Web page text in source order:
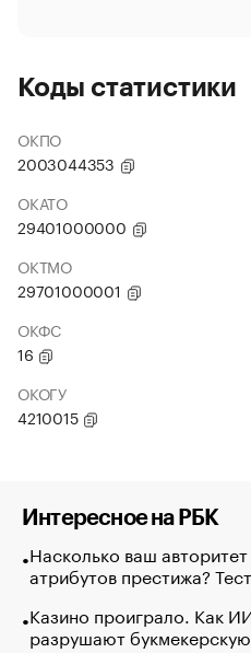
Коды статистики
ОКПО
2003044353
ОКАТО
29401000000
ОКТМО
29701000001
ОКФС
16
ОКОГУ
4210015
Интересное на РБК
Насколько ваш
атрибутов престижа?
Казино проиграло. Как
разрушают